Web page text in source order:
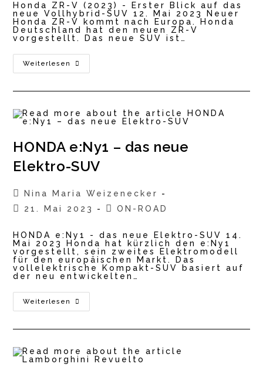
Honda ZR-V (2023) - Erster Blick auf das
neue Vollhybrid-SUV 12. Mai 2023 Neuer
Honda ZR-V kommt nach Europa. Honda
Deutschland hat den neuen ZR-V
vorgestellt. Das neue SUV ist…
Weiterlesen
Honda
ZR-
Blick
Auf
Vollhybrid-
SUV
HONDA e:Ny1 – das neue
Elektro-SUV
Beitrags-
Autor:
Nina Maria Weizenecker
Beitrag
21. Mai 2023
Beitrags-
ON-ROAD
HONDA e:Ny1 - das neue Elektro-SUV 14.
Mai 2023 Honda hat kürzlich den e:Ny1
vorgestellt, sein zweites Elektromodell
für den europäischen Markt. Das
vollelektrische Kompakt-SUV basiert auf
der neu entwickelten…
Weiterlesen
HONDA
E:Ny1
SUV